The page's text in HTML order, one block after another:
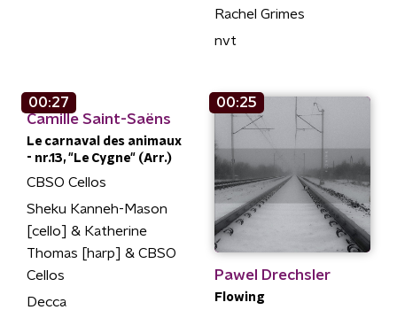
Rachel Grimes
nvt
00:27
Camille Saint-Saëns
Le carnaval des animaux
- nr.13, "Le Cygne" (Arr.)
CBSO Cellos
Sheku Kanneh-Mason
[cello] & Katherine
Thomas [harp] & CBSO
Cellos
Decca
00:25
Pawel Drechsler
Flowing